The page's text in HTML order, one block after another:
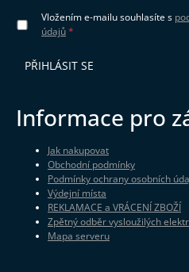
Vložením e-mailu souhlasíte s
údajů
PŘIHLÁSIT SE
Informace pro
Jak nakupovat
Obchodní podmínky
Podmínky ochrany osobních
Výdejní místa
REKLAMACE a VRÁCENÍ ZBOŽÍ
Zpětný odběr vysloužilých
Mapa serveru